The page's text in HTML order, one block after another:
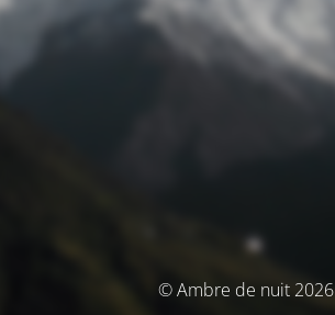
© Ambre de nuit 2026